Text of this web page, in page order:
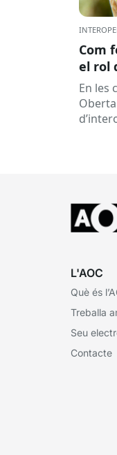
Com
el rol
En les
L'AOC
Què és
Treballa
Seu
Contacte